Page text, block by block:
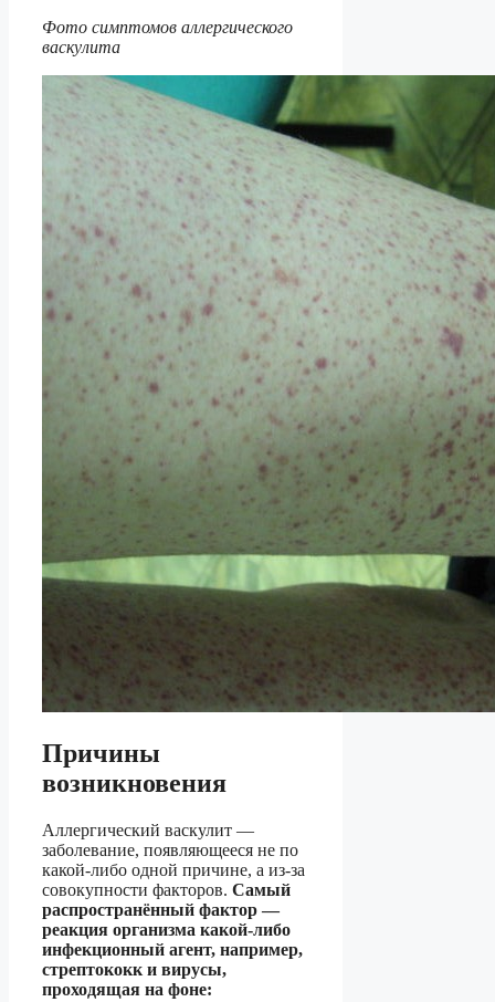
Фото симптомов аллергического
васкулита
Причины
возникновения
Аллергический васкулит —
заболевание, появляющееся не по
какой-либо одной причине, а из-за
совокупности факторов. Самый
распространённый фактор —
реакция организма какой-либо
инфекционный агент, например,
стрептококк и вирусы,
проходящая на фоне: